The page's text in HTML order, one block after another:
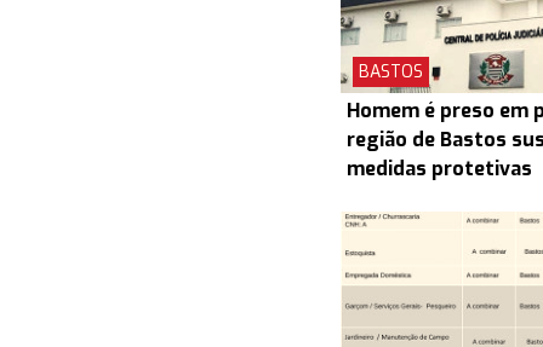
BASTOS
Homem é preso em
região de Bastos
medidas protetivas